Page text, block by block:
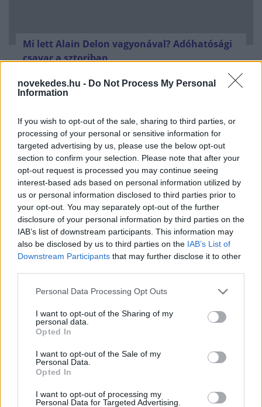
novekedes.hu - Do Not Process My Personal
Information
If you wish to opt-out of the sale, sharing to third parties, or
processing of your personal or sensitive information for
targeted advertising by us, please use the below opt-out
section to confirm your selection. Please note that after your
opt-out request is processed you may continue seeing
interest-based ads based on personal information utilized by
us or personal information disclosed to third parties prior to
your opt-out. You may separately opt-out of the further
disclosure of your personal information by third parties on the
IAB’s list of downstream participants. This information may
also be disclosed by us to third parties on the IAB’s List of
Downstream Participants that may further disclose it to other
Please note that this website/app uses one or more Google
not limited to your visit or usage behaviour. You may click to
grant or deny consent to Google and its third-party tags to
use your data for below specified purposes in below Google
consent section.
Personal Data Processing Opt Outs
I want to opt-out of the Sharing of my
personal data.
Opted In
I want to opt-out of the Sale of my
Personal Data.
Opted In
I want to opt-out of processing my
Personal Data for Targeted Advertising.
Mi lett Alain Delon vagyonával? Adóhatósági
csavar a sztoriban
FRISS HÍREK
Reptéri buszsofőr rúgta le a földre a
robbanószer-drónt Lipcsében
19 perce
Kihirdették az OTP Társasházi Pályázatának
HÍREK egy órája